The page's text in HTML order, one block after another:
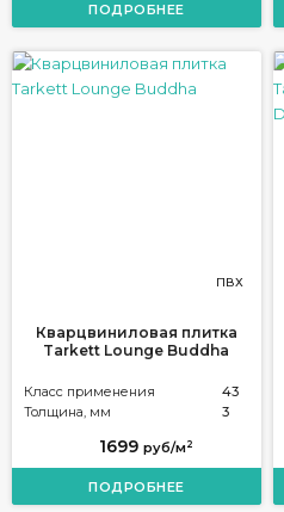
ПОДРОБНЕЕ
ПВХ
Кварцвиниловая плитка
Tarkett Lounge Buddha
Класс применения
43
Толщина, мм
3
1699 руб/м 2
ПОДРОБНЕЕ